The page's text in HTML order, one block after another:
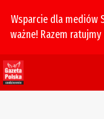
Wsparcie dla mediów
ważne! Razem